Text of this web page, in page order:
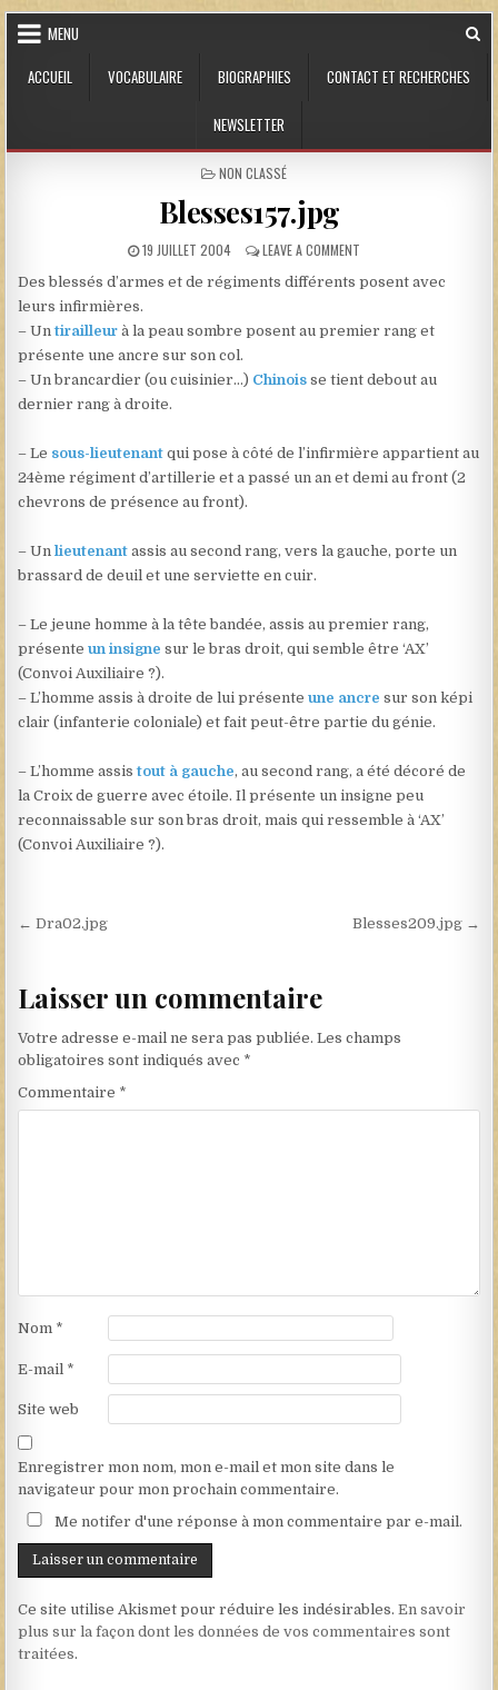
Skip to content
MENU
ACCUEIL
VOCABULAIRE BIOGRAPHIES CONTACT ET RECHERCHES
NEWSLETTER
POSTED IN
NON CLASSÉ
Blesses157.jpg
PUBLISHED DATE:
19 JUILLET 2004 LEAVE A COMMENTON BLESSES157.JPG
Des blessés d’armes et de régiments différents posent avec
leurs infirmières.
– Untirailleur à la peau sombre posent au premier rang et
présente une ancre sur son col.
– Un brancardier (ou cuisinier…) Chinois se tient debout au
dernier rang à droite.
– Le sous-lieutenant qui pose à côté de l’infirmière appartient au
24ème régiment d’artillerie et a passé un an et demi au front (2
chevrons de présence au front).
– Unlieutenant assis au second rang, vers la gauche, porte un
brassard de deuil et une serviette en cuir.
– Le jeune homme à la tête bandée, assis au premier rang,
présenteun insigne sur le bras droit, qui semble être ‘AX’
(Convoi Auxiliaire ?).
– L’homme assis à droite de lui présenteune ancre sur son képi
clair (infanterie coloniale) et fait peut-être partie du génie.
– L’homme assistout à gauche, au second rang, a été décoré de
la Croix de guerre avec étoile. Il présente un insigne peu
reconnaissable sur son bras droit, mais qui ressemble à ‘AX’
(Convoi Auxiliaire ?).
Navigation de l’article
← Dra02.jpg Blesses209.jpg →
Laisser un commentaire
Votre adresse e-mail ne sera pas publiée. Les champs
obligatoires sont indiqués avec *
Commentaire *
Nom *
E-mail *
Site web
Enregistrer mon nom, mon e-mail et mon site dans le
navigateur pour mon prochain commentaire.
Me notifer d'une réponse à mon commentaire par e-mail.
Ce site utilise Akismet pour réduire les indésirables.En savoir
plus sur la façon dont les données de vos commentaires sont
traitées.